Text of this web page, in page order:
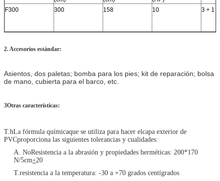
F300
300 158 10 3 + 1
2. Accesorios estándar:
Asientos, dos paletas; bomba para los pies; kit de reparación; bolsa
de mano, cubierta para el barco, etc.
3Otras características:
T. hLa fórmula químicaque se utiliza para hacer elcapa exterior de
PVCproporciona las siguientes tolerancias y cualidades:
A. NoResistencia a la abrasión y propiedades herméticas: 200*170
N/5cm+20
T. resistencia a la temperatura: -30 a +70 grados centígrados